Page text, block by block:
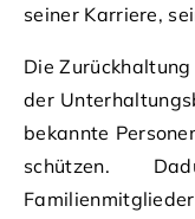
seiner Karriere,
Die
der
bekannte
schützen.